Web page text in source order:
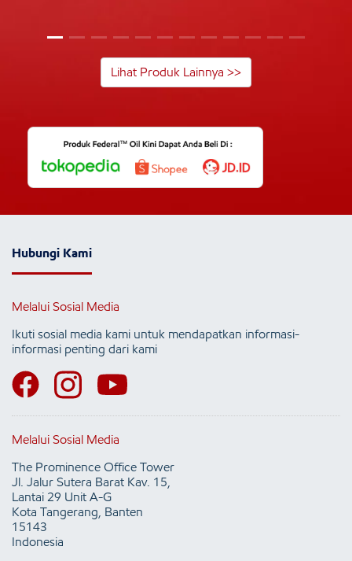
Lihat Produk Lainnya >>
Hubungi Kami
Melalui Sosial Media
Ikuti sosial media kami untuk mendapatkan informasi-
informasi penting dari kami
Melalui Sosial Media
The Prominence Office Tower
Jl. Jalur Sutera Barat Kav. 15,
Lantai 29 Unit A-G
Kota Tangerang, Banten
15143
Indonesia